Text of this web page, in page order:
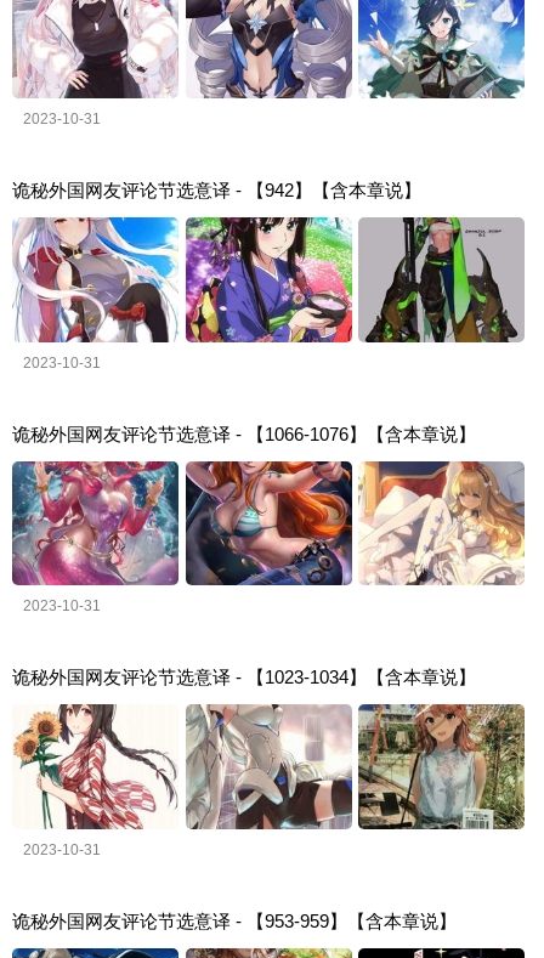
2023-10-31
诡秘外国网友评论节选意译 - 【942】【含本章说】
2023-10-31
诡秘外国网友评论节选意译 - 【1066-1076】【含本章说】
2023-10-31
诡秘外国网友评论节选意译 - 【1023-1034】【含本章说】
2023-10-31
诡秘外国网友评论节选意译 - 【953-959】【含本章说】